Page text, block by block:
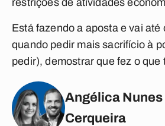
restrições de atividades
Está fazendo a aposta e vai até
quando pedir mais sacrifício à
pedir), demostrar que fez o que
Angélica Nunes
Cerqueira